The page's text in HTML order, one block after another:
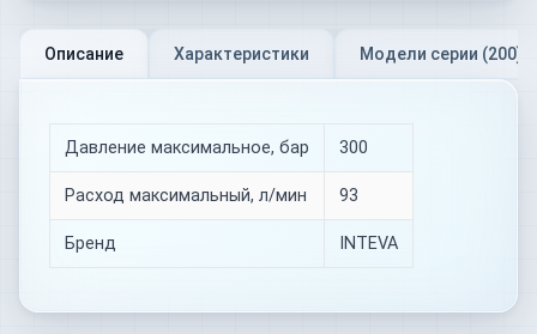
Описание Характеристики Модели серии (200)
Давление максимальное, бар 300
Расход максимальный, л/мин 93
Бренд INTEVA